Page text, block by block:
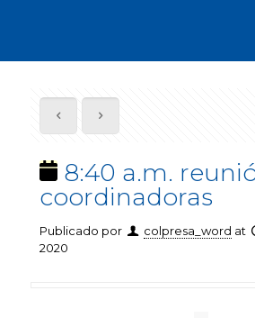
8:40 a.m.
coordinadoras
Publicado por colpresa_word at
2020